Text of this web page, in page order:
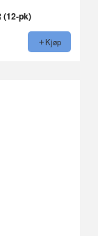
(12-pk)
Kjøp